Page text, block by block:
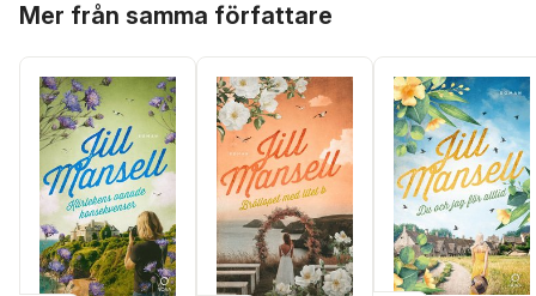
Mer från samma författare